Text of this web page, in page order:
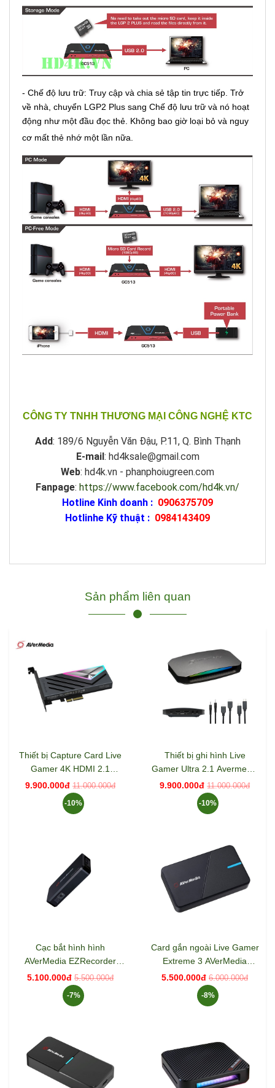
- Chế độ lưu trữ: Truy cập và chia sẻ tập tin trực tiếp. Trở
về nhà, chuyển LGP2 Plus sang Chế độ lưu trữ và nó hoạt
động như một đầu đọc thẻ. Không bao giờ loại bỏ và nguy
cơ mất thẻ nhớ một lần nữa.
CÔNG TY TNHH THƯƠNG MẠI CÔNG NGHỆ KTC
Add: 189/6 Nguyễn Văn Đậu, P.11, Q. Bình Thạnh
E-mail: hd4ksale@gmail.com
Web: hd4k.vn - phanphoiugreen.com
Fanpage: https://www.facebook.com/hd4k.vn/
Hotline Kinh doanh : 0906375709
Hotlinhe Kỹ thuật : 0984143409
Sản phẩm liên quan
Thiết bị Capture Card Live
Gamer 4K HDMI 2.1
AverMedia GC575
9.900.000đ 11.000.000đ
-10%
Thiết bị ghi hình Live
Gamer Ultra 2.1 Avermedia
GC553G2
9.900.000đ 11.000.000đ
-10%
Cạc bắt hình hình
AVerMedia EZRecorder
ER330
5.100.000đ 5.500.000đ
-7%
Card gắn ngoài Live Gamer
Extreme 3 AVerMedia
GC551G2
5.500.000đ 6.000.000đ
-8%